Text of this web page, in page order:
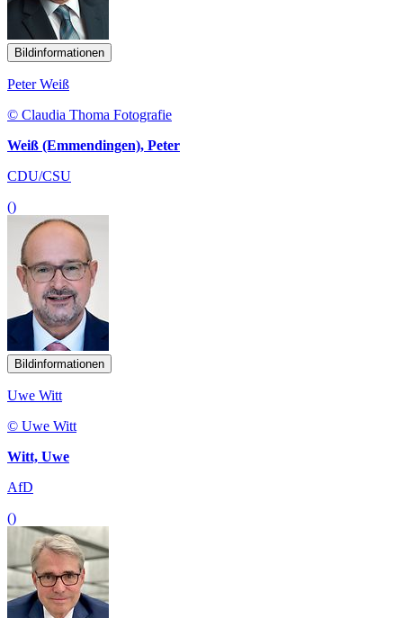
Bildinformationen
Peter Weiß
© Claudia Thoma Fotografie
Weiß (Emmendingen), Peter
CDU/CSU
()
Bildinformationen
Uwe Witt
© Uwe Witt
Witt, Uwe
AfD
()